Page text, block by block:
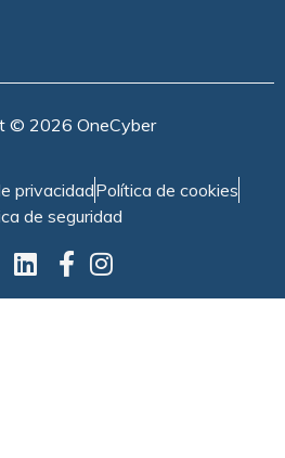
© 2026 OneCyber
privacidadPolítica de cookies
de seguridad